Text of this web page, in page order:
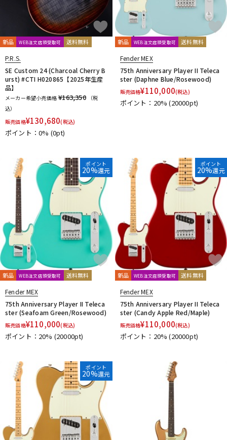
新品 WEB注文店頭受取可 送料無料
P.R.S.
SE Custom 24 (Charcoal Cherry B
urst) #CTI H020865【2025年生産
品】
メーカー希望小売価格 ¥163,350
（税
込）
販売価格¥130,680(税込)
ポイント：0% (0pt)
新品 WEB注文店頭受取可 送料無料
Fender MEX
75th Anniversary Player II Teleca
ster (Daphne Blue/Rosewood)
販売価格¥110,000(税込)
ポイント：20%(20000pt)
ポイント
20%還元
新品 WEB注文店頭受取可 送料無料
Fender MEX
75th Anniversary Player II Teleca
ster (Seafoam Green/Rosewood)
販売価格¥110,000(税込)
ポイント：20% (20000pt)
ポイント
20%還元
新品 WEB注文店頭受取可 送料無料
Fender MEX
75th Anniversary Player II Teleca
ster (Candy Apple Red/Maple)
販売価格¥110,000(税込)
ポイント：20%(20000pt)
ポイント
20%還元